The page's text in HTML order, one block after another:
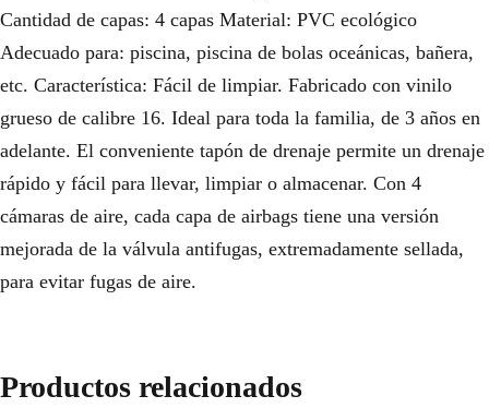
Cantidad de capas: 4 capas Material: PVC ecológico
Adecuado para: piscina, piscina de bolas oceánicas, bañera,
etc. Característica: Fácil de limpiar. Fabricado con vinilo
grueso de calibre 16. Ideal para toda la familia, de 3 años en
adelante. El conveniente tapón de drenaje permite un drenaje
rápido y fácil para llevar, limpiar o almacenar. Con 4
cámaras de aire, cada capa de airbags tiene una versión
mejorada de la válvula antifugas, extremadamente sellada,
para evitar fugas de aire.
Productos relacionados